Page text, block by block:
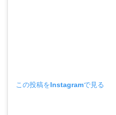
この投稿をInstagramで見る